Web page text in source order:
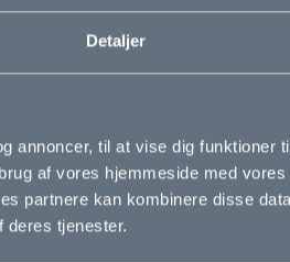
Detaljer
annoncer, til at vise dig funktioner
af vores hjemmeside med
partnere kan kombinere disse
deres tjenester.